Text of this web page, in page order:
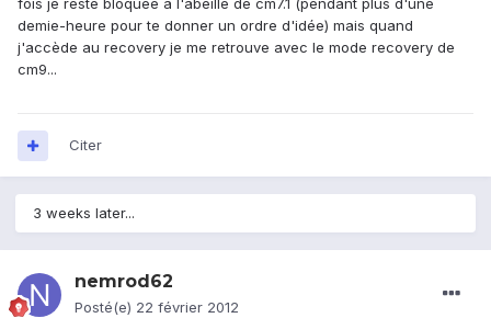
fois je reste bloquée à l'abeille de cm7.1 (pendant plus d'une
demie-heure pour te donner un ordre d'idée) mais quand
j'accède au recovery je me retrouve avec le mode recovery de
cm9...
Citer
3 weeks later...
nemrod62
Posté(e) 22 février 2012